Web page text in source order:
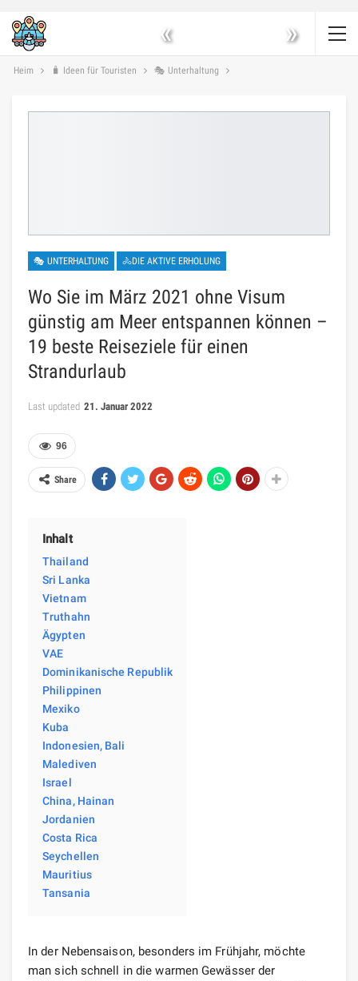
« »
Heim 🧳 Ideen für Touristen 🎭 Unterhaltung
🎭 UNTERHALTUNG 🚴DIE AKTIVE ERHOLUNG
Wo Sie im März 2021 ohne Visum
günstig am Meer entspannen können –
19 beste Reiseziele für einen
Strandurlaub
Last updated 21. Januar 2022
96
Share
Inhalt
Thailand
Sri Lanka
Vietnam
Truthahn
Ägypten
VAE
Dominikanische Republik
Philippinen
Mexiko
Kuba
Indonesien, Bali
Malediven
Israel
China, Hainan
Jordanien
Costa Rica
Seychellen
Mauritius
Tansania
In der Nebensaison, besonders im Frühjahr, möchte
man sich schnell in die warmen Gewässer der